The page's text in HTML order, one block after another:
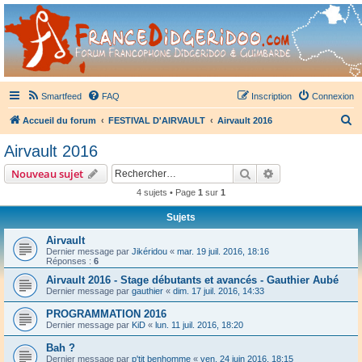
France Didgeridoo
Didgeridoo et Guimbarde sur France Didgeridoo - retrouvez la communauté.
Smartfeed FAQ Connexion
Inscription
Accueil du forum FESTIVAL D'AIRVAULT Airvault 2016
Airvault 2016
Nouveau sujet Rechercher
4 sujets • Page 1 sur 1
Sujets
Airvault
Dernier message par Jikéridou « mar. 19 juil. 2016, 18:16
Réponses : 6
Airvault 2016 - Stage débutants et avancés - Gauthier Aubé
Dernier message par gauthier « dim. 17 juil. 2016, 14:33
PROGRAMMATION 2016
Dernier message par KiD « lun. 11 juil. 2016, 18:20
Bah ?
Dernier message par p'tit benhomme « ven. 24 juin 2016, 18:15